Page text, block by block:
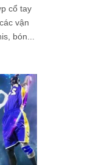
cổ tay
vận
bón...